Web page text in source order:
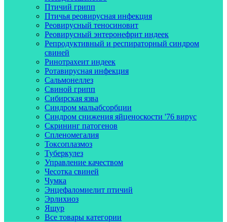
Птичий грипп
Птичья реовирусная инфекция
Реовирусный теносиновит
Реовирусный энтеронефрит индеек
Репродуктивный и респираторный синдром
свиней
Ринотрахеит индеек
Ротавирусная инфекция
Сальмонеллез
Свиной грипп
Сибирская язва
Синдром мальабсорбции
Синдром снижения яйценоскости '76 вирус
Скрининг патогенов
Спленомегалия
Токсоплазмоз
Туберкулез
Управление качеством
Чесотка свиней
Чумка
Энцефаломиелит птичий
Эрлихиоз
Ящур
Все товары категории